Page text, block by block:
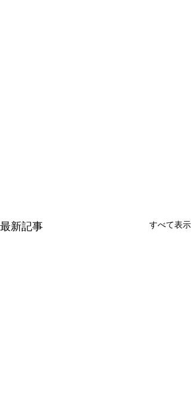
最新記事 すべて表示